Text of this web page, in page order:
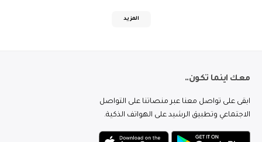
المزيد
معك اينما تكون..
ابقى على تواصل معنا عبر منصاتنا على التواصل
الاجتماعي وتطبيق الرشيد على الهواتف الذكية.